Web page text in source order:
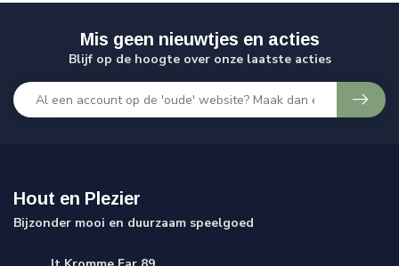
Mis geen nieuwtjes en acties
Blijf op de hoogte over onze laatste acties
Hout en Plezier
Bijzonder mooi en duurzaam speelgoed